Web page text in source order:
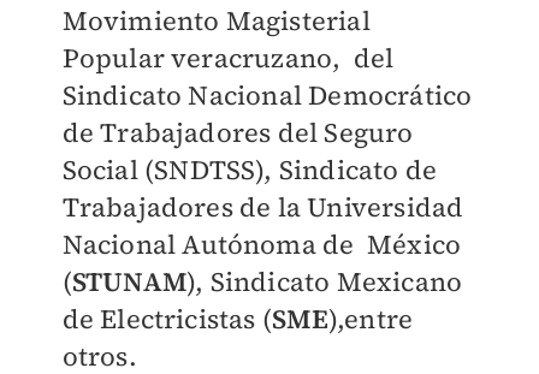
Movimiento Magisterial
Popular veracruzano, del
Sindicato Nacional Democrático
de Trabajadores del Seguro
Social (SNDTSS), Sindicato de
Trabajadores de la Universidad
Nacional Autónoma de México
(STUNAM), Sindicato Mexicano
de Electricistas (SME),entre
otros.